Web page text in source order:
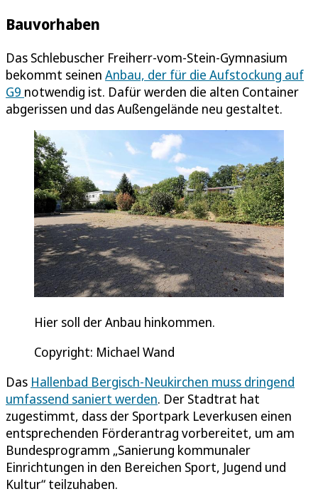
Bauvorhaben
Das Schlebuscher Freiherr-vom-Stein-Gymnasium
bekommt seinen Anbau, der für die Aufstockung auf
G9 notwendig ist. Dafür werden die alten Container
abgerissen und das Außengelände neu gestaltet.
Hier soll der Anbau hinkommen.
Copyright: Michael Wand
Das Hallenbad Bergisch-Neukirchen muss dringend
umfassend saniert werden. Der Stadtrat hat
zugestimmt, dass der Sportpark Leverkusen einen
entsprechenden Förderantrag vorbereitet, um am
Bundesprogramm „Sanierung kommunaler
Einrichtungen in den Bereichen Sport, Jugend und
Kultur“ teilzuhaben.